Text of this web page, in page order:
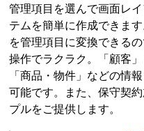
管理項目を選んで画面レ
テムを簡単に作成できま
を管理項目に変換できる
操作でラクラク。「顧客
「商品・物件」などの情
可能です。また、保守契
プルをご提供します。